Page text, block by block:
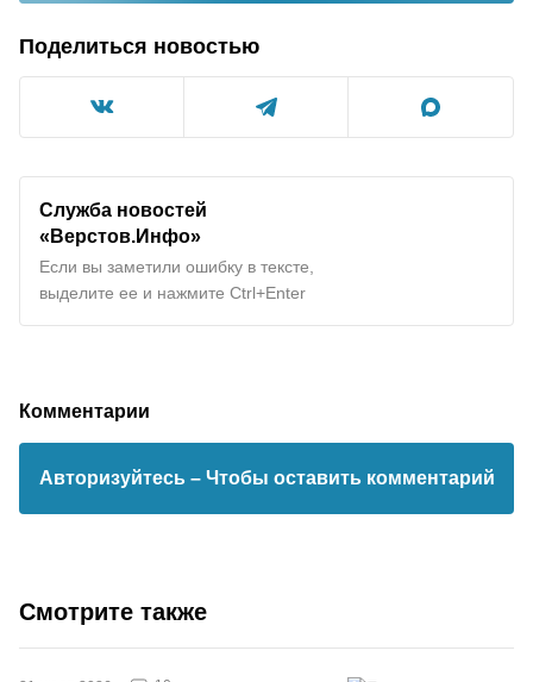
Поделиться новостью
Служба новостей
«Верстов.Инфо»
Если вы заметили ошибку в тексте,
выделите ее и нажмите Ctrl+Enter
Комментарии
Авторизуйтесь – Чтобы оставить комментарий
Смотрите также